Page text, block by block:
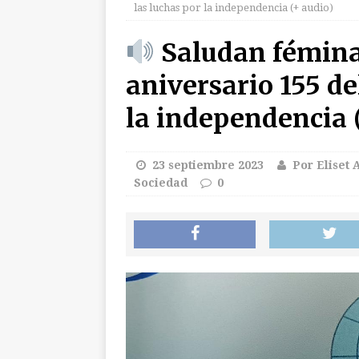
[ 6 agosto 2026 ]
[ 6 agosto 2026 ]
[ 6 agosto 2026 ]
[ 6 agosto 2026 ]
las luchas por la independencia (+ audio)
Saludan
aniversario 155
la independencia
23 septiembre 2023 Por Eliset
Sociedad
0